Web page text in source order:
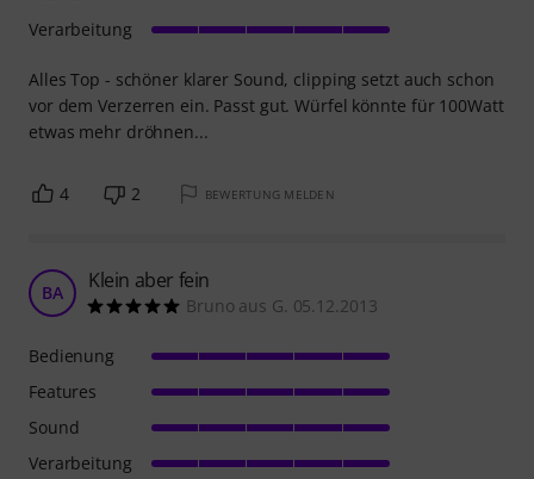
Alles Top - schöner klarer Sound, clipping setzt auch schon
vor dem Verzerren ein. Passt gut. Würfel könnte für 100Watt
etwas mehr dröhnen...
Verarbeitung
4 2 BEWERTUNG MELDEN
BA Klein aber fein
Bruno aus G. 05.12.2013
Bedienung
Features
Sound
Verarbeitung